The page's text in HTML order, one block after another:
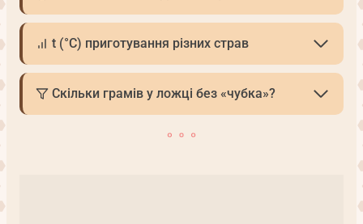
t (°С) приготування різних страв
Скільки грамів у ложці без «чубка»?